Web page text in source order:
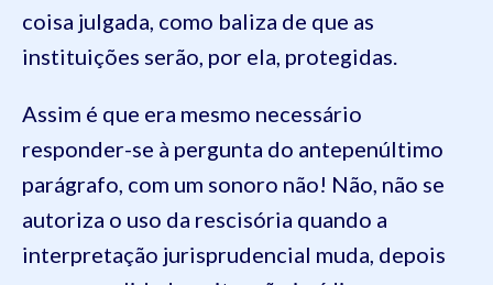
coisa julgada, como baliza de que as
instituições serão, por ela, protegidas.
Assim é que era mesmo necessário
responder-se à pergunta do antepenúltimo
parágrafo, com um sonoro não! Não, não se
autoriza o uso da rescisória quando a
interpretação jurisprudencial muda, depois